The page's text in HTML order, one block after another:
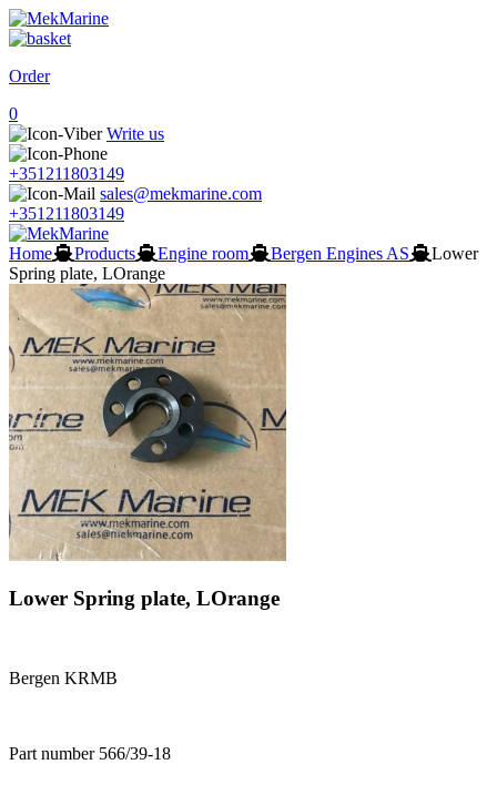
Order
0
Write us
+351211803149
sales@mekmarine.com
+351211803149
Home Products Engine room Bergen Engines AS
Lower
Spring plate, LOrange
Lower Spring plate, LOrange
Bergen KRMB
Part number 566/39-18